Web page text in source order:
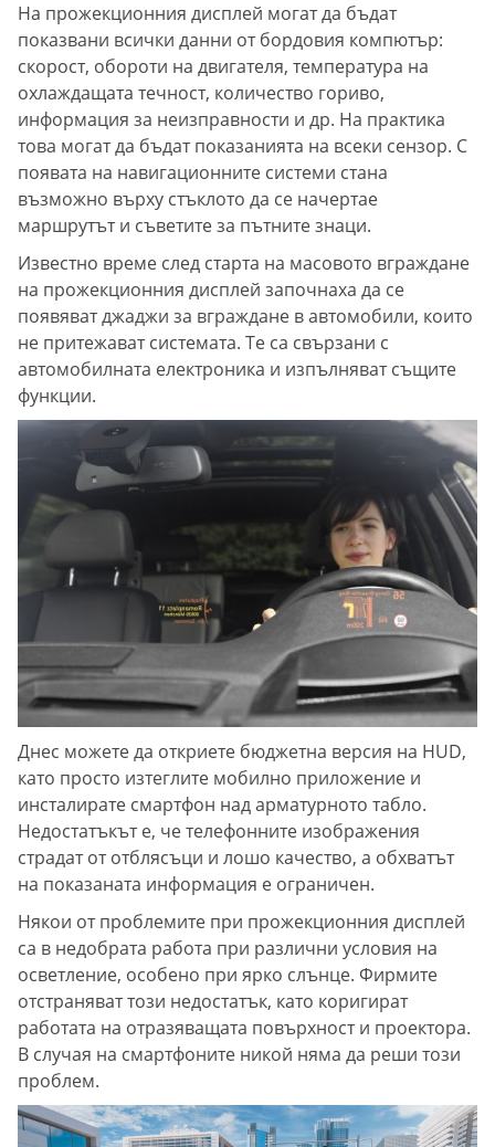
На прожекционния дисплей могат да бъдат
показвани всички данни от бордовия компютър:
скорост, обороти на двигателя, температура на
охлаждащата течност, количество гориво,
информация за неизправности и др. На практика
това могат да бъдат показанията на всеки сензор. С
появата на навигационните системи стана
възможно върху стъклото да се начертае
маршрутът и съветите за пътните знаци.
Известно време след старта на масовото вграждане
на прожекционния дисплей започнаха да се
появяват джаджи за вграждане в автомобили, които
не притежават системата. Те са свързани с
автомобилната електроника и изпълняват същите
функции.
Днес можете да откриете бюджетна версия на HUD,
като просто изтеглите мобилно приложение и
инсталирате смартфон над арматурното табло.
Недостатъкът е, че телефонните изображения
страдат от отблясъци и лошо качество, а обхватът
на показаната информация е ограничен.
Някои от проблемите при прожекционния дисплей
са в недобрата работа при различни условия на
осветление, особено при ярко слънце. Фирмите
отстраняват този недостатък, като коригират
работата на отразяващата повърхност и проектора.
В случая на смартфоните никой няма да реши този
проблем.